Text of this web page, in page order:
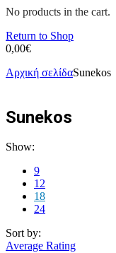
No products in the cart.
Return to Shop
0,00€
Αρχική σελίδαSunekos
Sunekos
Show:
9
12
18
24
Sort by:
Average Rating